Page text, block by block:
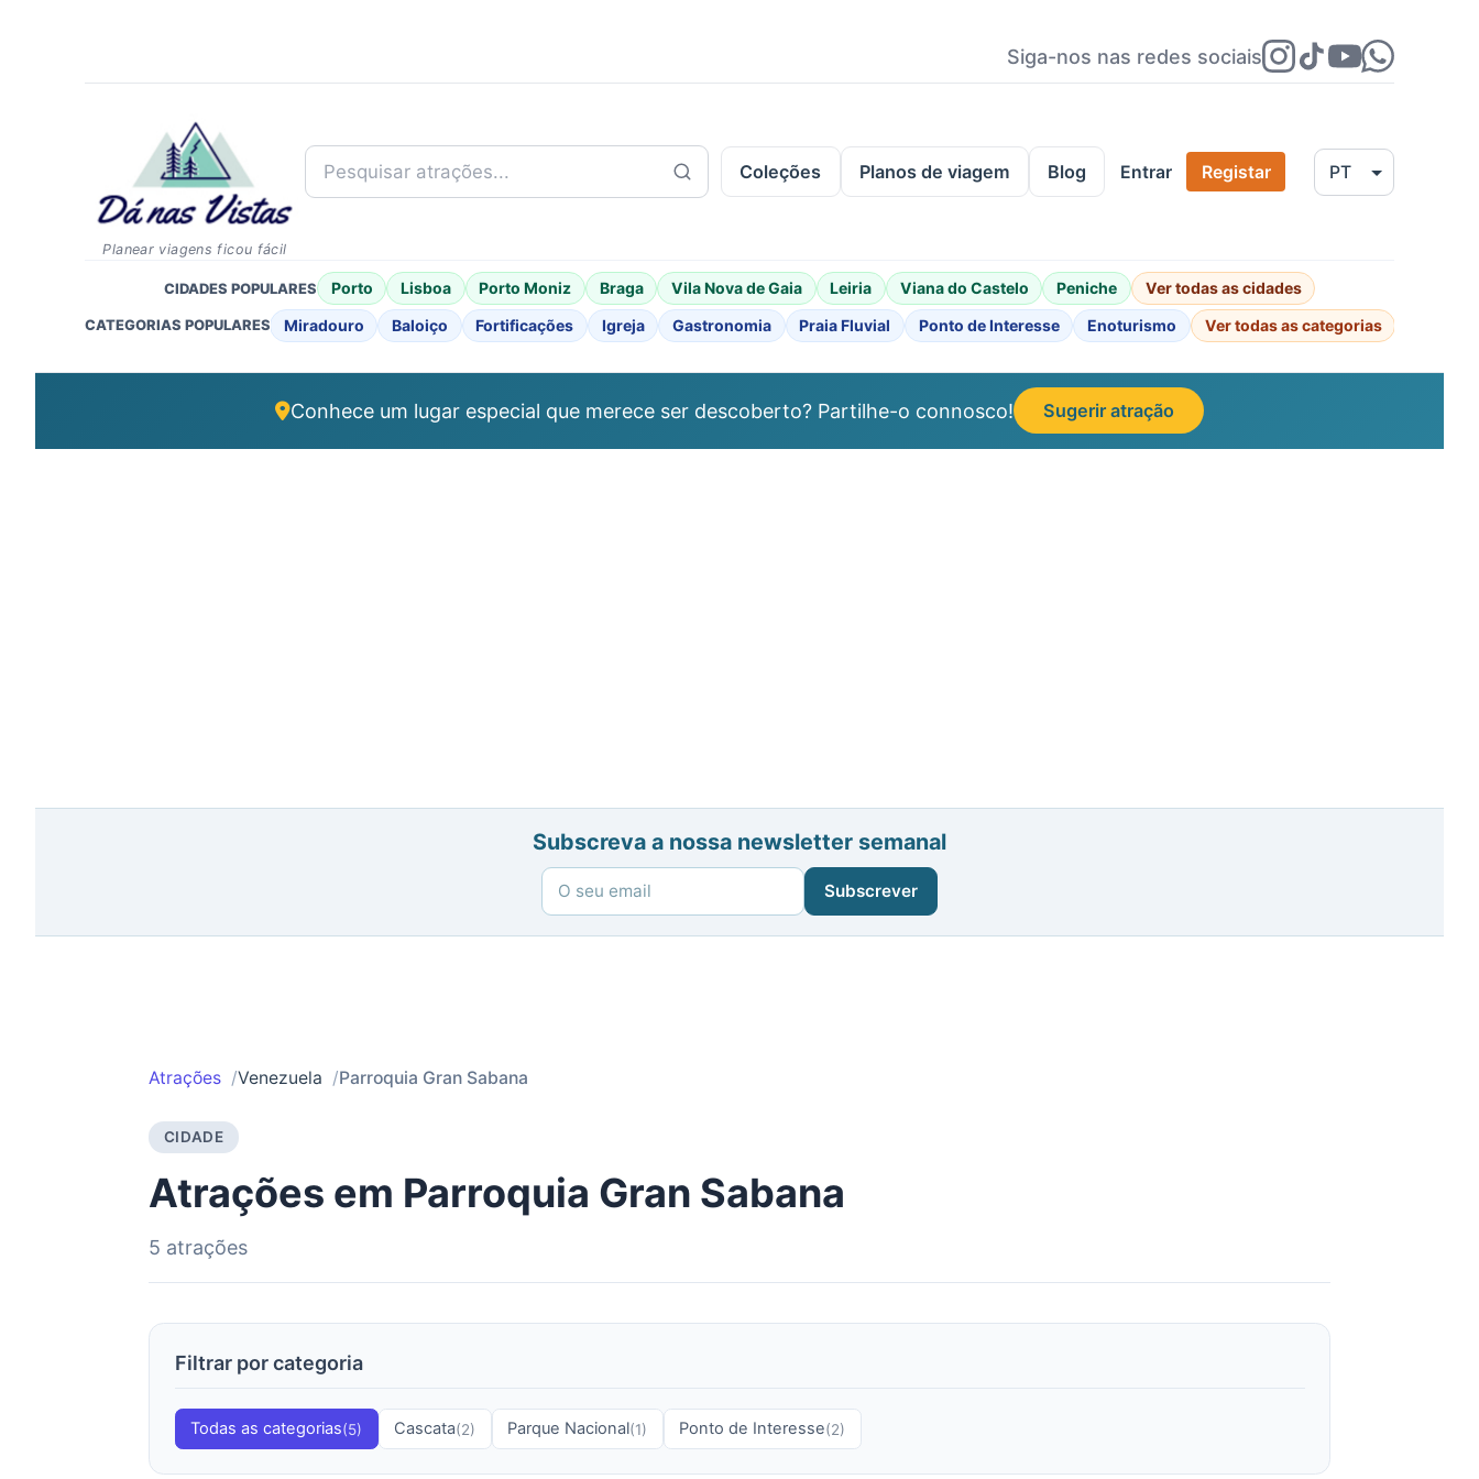
Siga-nos nas redes sociais
Planear viagens ficou fácil
Pesquisar atrações...
Coleções Planos de viagem Blog Entrar Registar
CIDADES POPULARES Porto Lisboa Porto Moniz Braga Vila Nova de Gaia Leiria Viana do Castelo Peniche Ver todas as cidades
CATEGORIAS POPULARES Miradouro Baloiço Fortificações Igreja Gastronomia Praia Fluvial Ponto de Interesse Enoturismo Ver todas as categorias
Conhece um lugar especial que merece ser descoberto? Partilhe-o connosco! Sugerir atração
Subscreva a nossa newsletter semanal
Subscrever
Atrações Venezuela Parroquia Gran Sabana
CIDADE
Atrações em Parroquia Gran Sabana
5 atrações
Filtrar por categoria
Todas as categorias(5) Cascata(2) Parque Nacional(1) Ponto de Interesse(2)